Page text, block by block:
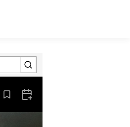
Aus den Lesezeichen entfernen
Zum Kalender hinzufügen